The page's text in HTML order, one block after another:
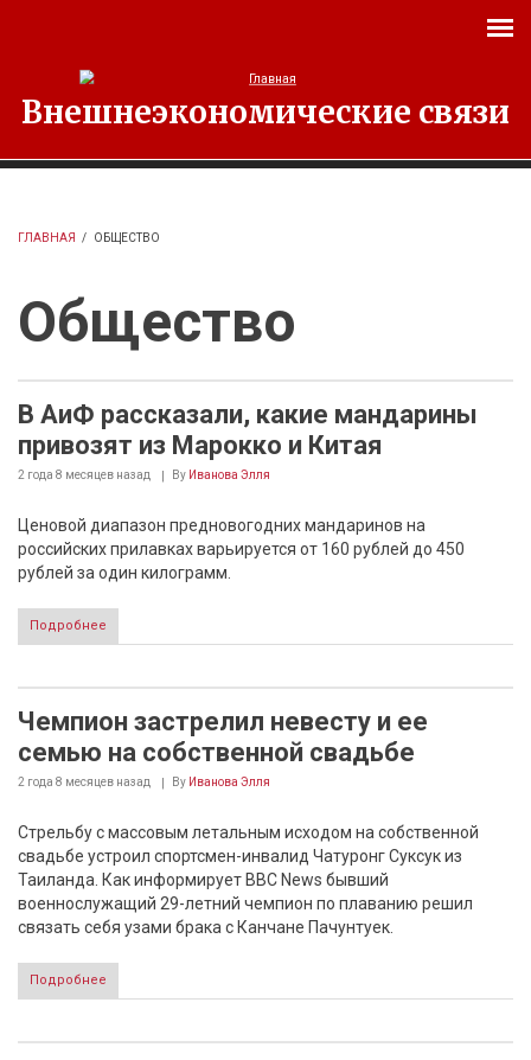
Внешнеэкономические связи
ГЛАВНАЯ / ОБЩЕСТВО
Общество
В АиФ рассказали, какие мандарины
привозят из Марокко и Китая
2 года 8 месяцев назад By Иванова Элля
Ценовой диапазон предновогодних мандаринов на
российских прилавках варьируется от 160 рублей до 450
рублей за один килограмм.
Подробнее
Чемпион застрелил невесту и ее
семью на собственной свадьбе
2 года 8 месяцев назад By Иванова Элля
Стрельбу с массовым летальным исходом на собственной
свадьбе устроил спортсмен-инвалид Чатуронг Суксук из
Таиланда. Как информирует BBC News бывший
военнослужащий 29-летний чемпион по плаванию решил
связать себя узами брака с Канчане Пачунтуек.
Подробнее